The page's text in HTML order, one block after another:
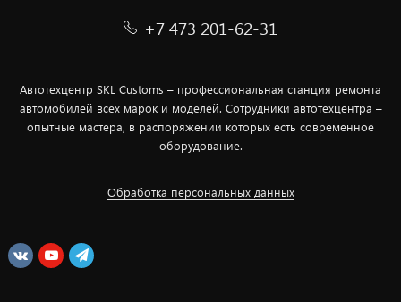
+7 473 201-62-31
Автотехцентр SKL Customs – профессиональная станция ремонта
автомобилей всех марок и моделей. Сотрудники автотехцентра –
опытные мастера, в распоряжении которых есть современное
оборудование.
Обработка персональных данных